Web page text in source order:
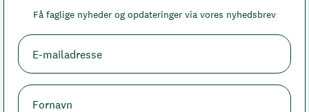
Få faglige nyheder og opdateringer via vores nyhedsbrev